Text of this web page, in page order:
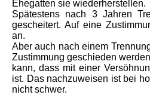
Ehegatten sie wiederherstellen.
Spätestens nach 3 Jahren
gescheitert. Auf eine
an.
Aber auch nach einem
Zustimmung geschieden
kann, dass mit einer
ist. Das nachzuweisen ist bei
nicht schwer.